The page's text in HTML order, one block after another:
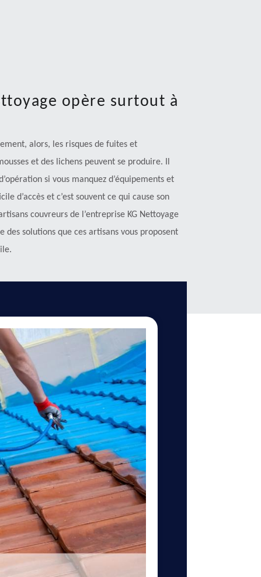
opère surtout à
alors, les risques de fuites et
et des lichens peuvent se produire. Il
si vous manquez d’équipements et
d’accès et c’est souvent ce qui cause son
couvreurs de l’entreprise KG Nettoyage
des solutions que ces artisans vous proposent